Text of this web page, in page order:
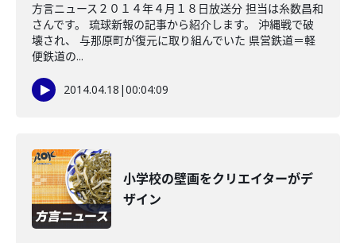
方言ニュース２０１４年４月１８日放送分 担当は糸数昌和
さんです。 琉球新報の記事から紹介します。 沖縄戦で破
壊され、 与那原町が復元に取り組んでいた 県営鉄道＝軽
便鉄道の...
2014.04.18 |00:04:09
小学校の壁画をクリエイターがデ
ザイン